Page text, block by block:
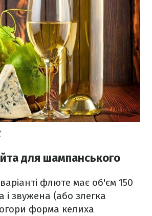
для шампанського
флюте має об'єм 150
звужена (або злегка
форма келиха